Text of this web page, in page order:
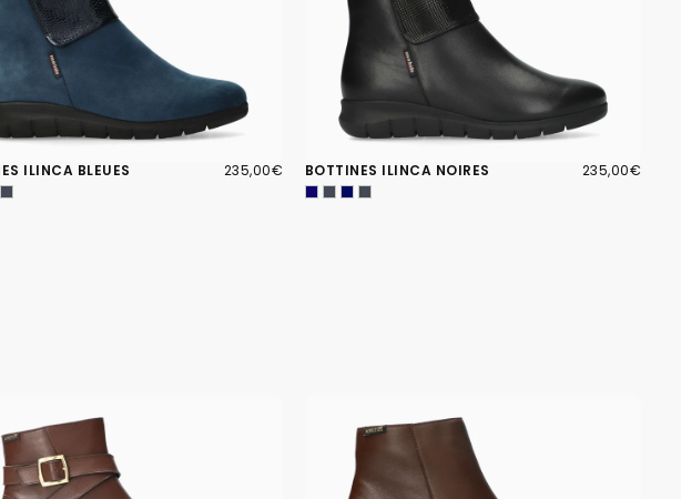
ILINCA BLEUES 235,00€
PRIX
235,00€ BOTTINES ILINCA NOIRES 235,00€
PRIX
235,00€